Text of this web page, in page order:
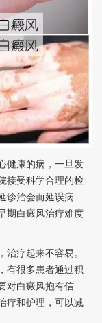
康的病，一旦发
接受科学合理的检
诊治会而延误病
期白癜风治疗难度
疗起来不容易。
有很多患者通过积
对白癜风抱有信
疗和护理，可以减